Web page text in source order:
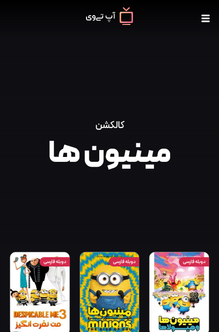
کالکشن
مینیون ها
دوبله فارسی دوبله فارسی دوبله فارسی